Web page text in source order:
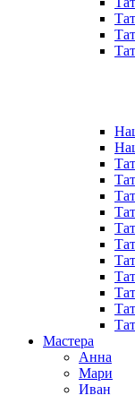
Мастера
Анна
Мари
Иван